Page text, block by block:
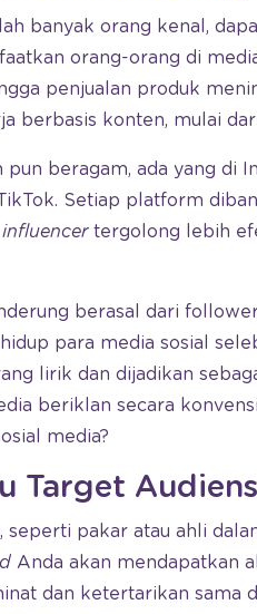
banyak orang kenal,
orang-orang di
penjualan produk
berbasis konten, mulai
pun beragam, ada yang di
Setiap platform
influencertergolong lebih
berasal dari
para media sosial
lirik dan dijadikan
beriklan secara
media?
Target
seperti pakar atau ahli
Anda akan mendapatkan
dan ketertarikan sama